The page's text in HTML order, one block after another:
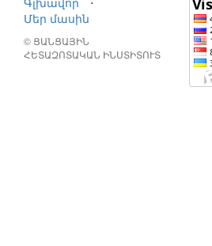
Մեր մասին
© ՑԱՆՑԱՅԻՆ
ՀԵՏԱԶՈՏԱԿԱՆ ԻՆՍՏԻՏՈՒՏ